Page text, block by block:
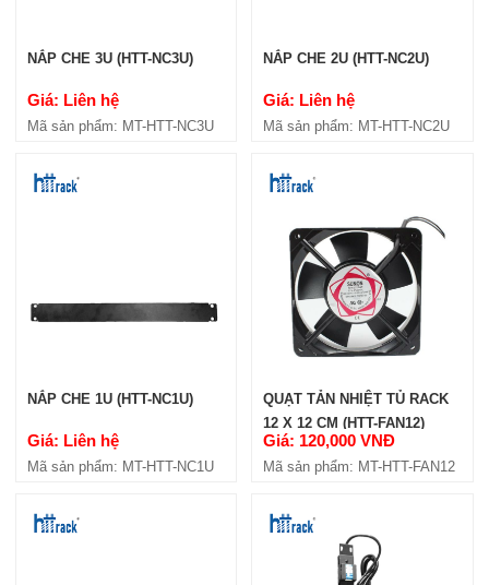
D800 (HTTP-ST800)
Mã sản phẩm: MT-HTTP-ST800
D600 (HTTP-ST600)
Mã sản phẩm: MT-HTTP-ST600
NẮP CHE 3U (HTT-NC3U)
Giá: Liên hệ
Mã sản phẩm: MT-HTT-NC3U
NẮP CHE 2U (HTT-NC2U)
Giá: Liên hệ
Mã sản phẩm: MT-HTT-NC2U
NẮP CHE 1U (HTT-NC1U)
Giá: Liên hệ
Mã sản phẩm: MT-HTT-NC1U
QUẠT TẢN NHIỆT TỦ RACK
12 X 12 CM (HTT-FAN12)
Giá: 120,000 VNĐ
Mã sản phẩm: MT-HTT-FAN12